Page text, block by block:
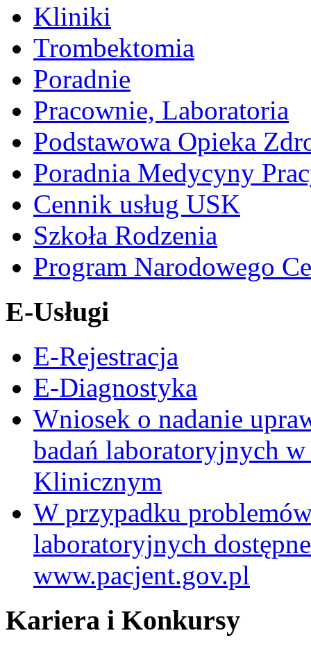
Kliniki
Trombektomia
Poradnie
Pracownie, Laboratoria
Podstawowa Opieka
Poradnia Medycyny
Cennik usług USK
Szkoła Rodzenia
Program Narodowego
E-Usługi
E-Rejestracja
E-Diagnostyka
Wniosek o nadanie
badań laboratoryjnych
Klinicznym
W przypadku
laboratoryjnych
www.pacjent.gov.pl
Kariera i Konkursy